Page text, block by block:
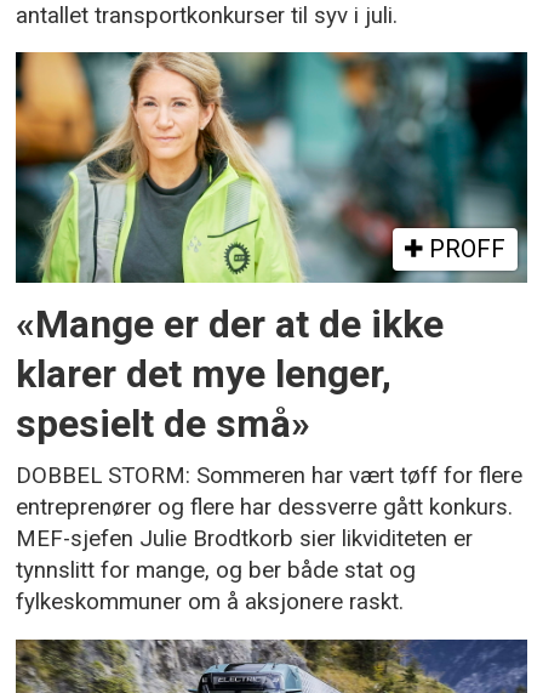
antallet transportkonkurser til syv i juli.
PROFF
«Mange er der at de ikke
klarer det mye lenger,
spesielt de små»
DOBBEL STORM: Sommeren har vært tøff for flere
entreprenører og flere har dessverre gått konkurs.
MEF-sjefen Julie Brodtkorb sier likviditeten er
tynnslitt for mange, og ber både stat og
fylkeskommuner om å aksjonere raskt.